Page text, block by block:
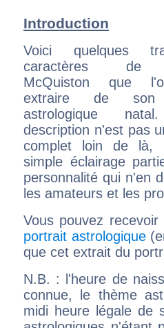
Introduction
Voici quelques
caractères de
McQuiston que
extraire de son
astrologique
description n'est pas
complet loin de là,
simple éclairage
personnalité qui n'en
les amateurs et les
Vous pouvez
portrait astrologique
que cet extrait du
N.B. : l'heure de
connue, le thème
midi heure légale de